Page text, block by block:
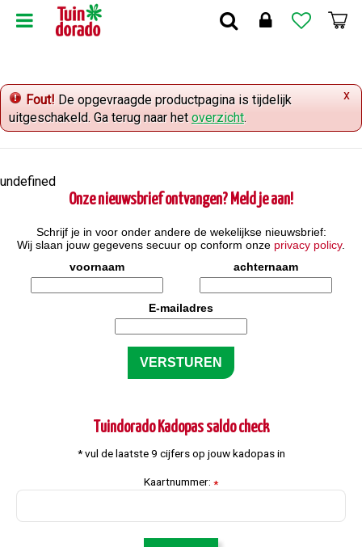
r
o
n
e
x
Fout! De opgevraagde productpagina is tijdelijk
uitgeschakeld. Ga terug naar hetoverzicht.
undefined
Onze nieuwsbrief ontvangen? Meld je aan!
Schrijf je in voor onder andere de wekelijkse nieuwsbrief:
Wij slaan jouw gegevens secuur op conform onze privacy policy.
voornaam
achternaam
E-mailadres
Tuindorado Kadopas saldo check
* vul de laatste 9 cijfers op jouw kadopas in
Kaartnummer: *